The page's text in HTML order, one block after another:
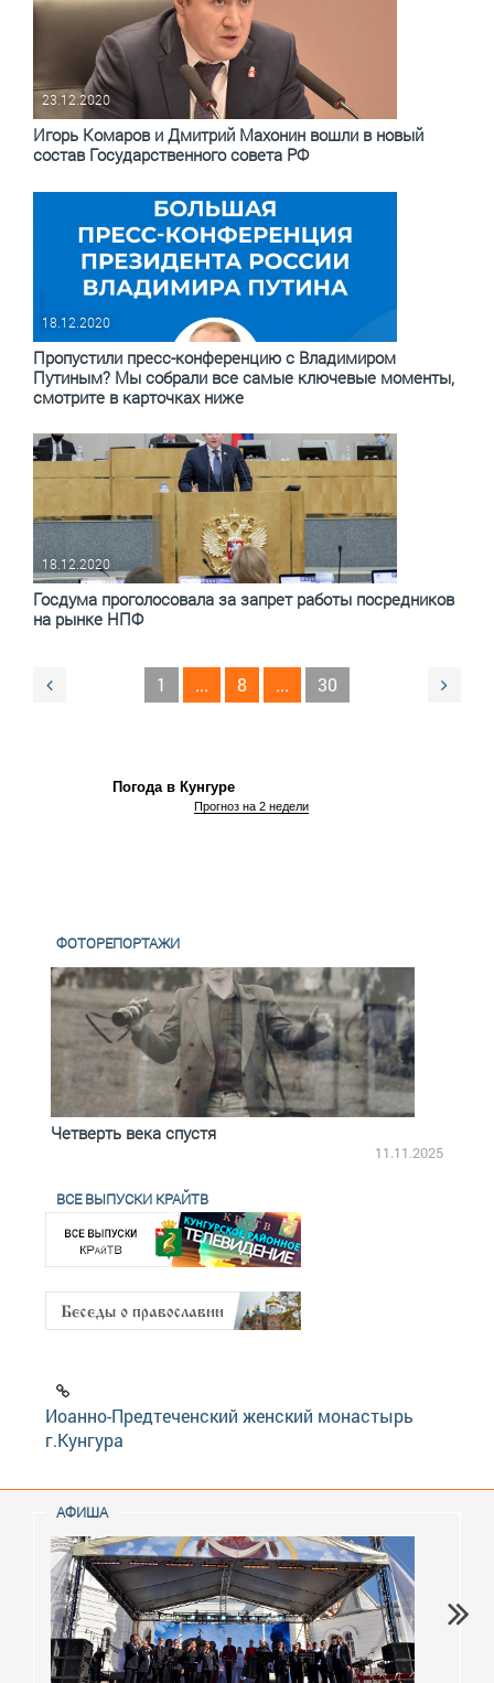
23.12.2020
Игорь Комаров и Дмитрий Махонин вошли в новый
состав Государственного совета РФ
18.12.2020
Пропустили пресс-конференцию с Владимиром
Путиным? Мы собрали все самые ключевые моменты,
смотрите в карточках ниже
18.12.2020
Госдума проголосовала за запрет работы посредников
на рынке НПФ
1 ... 8 ... 30
Погода в Кунгуре
Прогноз на 2 недели
ФОТОРЕПОРТАЖИ
Четверть века спустя
11.11.2025
ВСЕ ВЫПУСКИ КРАЙТВ
Иоанно-Предтеченский женский монастырь
г.Кунгура
АФИША